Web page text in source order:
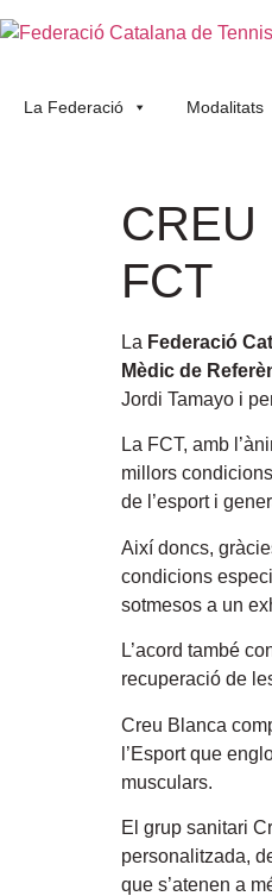
La Federació Modalitats
CREU
FCT
La Federació
Mèdic de
Jordi Tamayo i
La FCT, amb
millors
de l’esport i
Així doncs,
condicions
sotmesos a un
L’acord també
recuperació de
Creu Blanca
l’Esport que
musculars.
El grup sanitari
personalitzada,
que s’atenen a